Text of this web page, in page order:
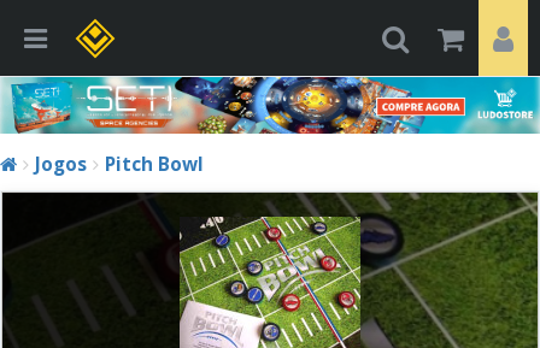
Jogos Pitch Bowl